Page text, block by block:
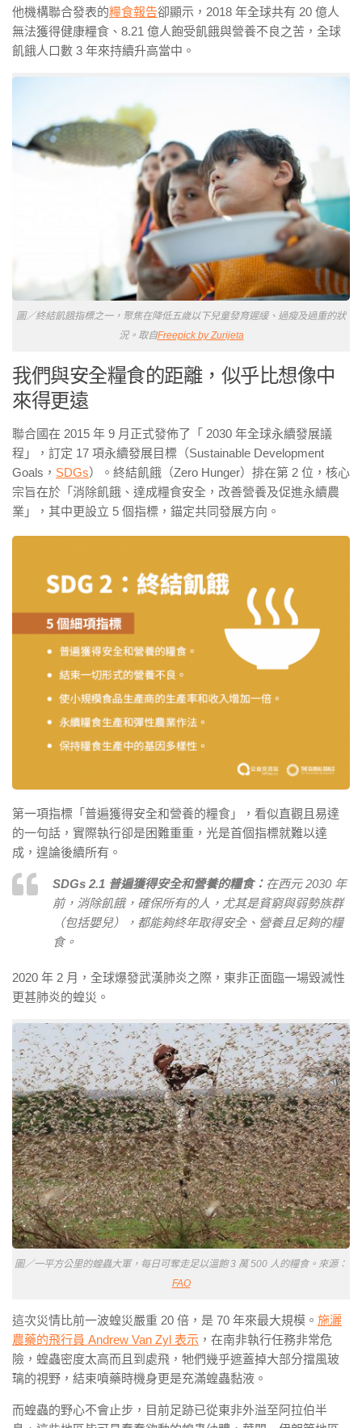
他機構聯合發表的糧食報告卻顯示，2018 年全球共有 20 億人
無法獲得健康糧食、8.21 億人飽受飢餓與營養不良之苦，全球
飢餓人口數 3 年來持續升高當中。
圖／終結飢餓指標之一，聚焦在降低五歲以下兒童發育遲緩、過瘦及過重的狀
況。取自Freepick by Zurijeta
我們與安全糧食的距離，似乎比想像中
來得更遠
聯合國在 2015 年 9 月正式發佈了「 2030 年全球永續發展議
程」，訂定 17 項永續發展目標（Sustainable Development
Goals， SDGs）。終結飢餓（Zero Hunger）排在第 2 位，核心
宗旨在於「消除飢餓、達成糧食安全，改善營養及促進永續農
業」，其中更設立 5 個指標，錨定共同發展方向。
第一項指標「普遍獲得安全和營養的糧食」，看似直觀且易達
的一句話，實際執行卻是困難重重，光是首個指標就難以達
成，遑論後續所有。
SDGs 2.1 普遍獲得安全和營養的糧食： 在西元 2030 年
前，消除飢餓，確保所有的人，尤其是貧窮與弱勢族群
（包括嬰兒），都能夠終年取得安全、營養且足夠的糧
食。
2020 年 2 月，全球爆發武漢肺炎之際，東非正面臨一場毀滅性
更甚肺炎的蝗災。
圖／一平方公里的蝗蟲大軍，每日可奪走足以溫飽 3 萬 500 人的糧食。來源：
FAO
這次災情比前一波蝗災嚴重 20 倍，是 70 年來最大規模。 施灑
農藥的飛行員 Andrew Van Zyl 表示 ，在南非執行任務非常危
險，蝗蟲密度太高而且到處飛，牠們幾乎遮蓋掉大部分擋風玻
璃的視野，結束噴藥時機身更是充滿蝗蟲黏液。
而蝗蟲的野心不會止步，目前足跡已從東非外溢至阿拉伯半